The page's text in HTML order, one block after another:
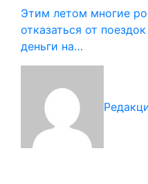
Этим летом многие
отказаться от
деньги на…